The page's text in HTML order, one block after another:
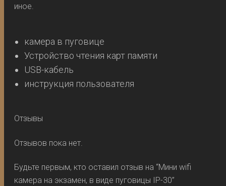
иное.
камера в пуговице
Устройство чтения карт памяти
USB-кабель
инструкция пользователя
Отзывы
Отзывов пока нет.
Будьте первым, кто оставил отзыв на “Мини wifi
камера на экзамен, в виде пуговицы IP-30”